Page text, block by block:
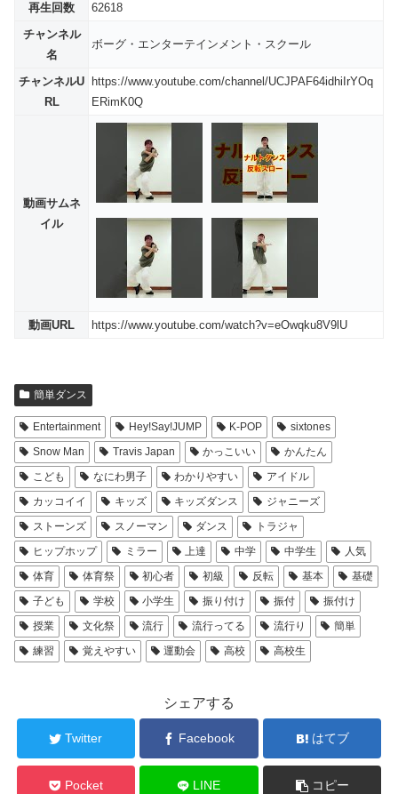
再生回数
62618
チャンネル
名
ボーグ・エンターテインメント・スクール
チャンネルU
RL
https://www.youtube.com/channel/UCJPAF64idhiIrYOq
ERimK0Q
動画サムネ
イル
動画URL https://www.youtube.com/watch?v=eOwqku8V9lU
簡単ダンス
Entertainment Hey!Say!JUMP K-POP
sixtones
Snow Man
Travis Japan かっこいい
かんたん
こども
なにわ男子 わかりやすい
アイドル
カッコイイ
キッズ キッズダンス
ジャニーズ
ストーンズ
スノーマン ダンス
トラジャ
ヒップホップ
ミラー 上達 中学 中学生
人気
体育
体育祭 初心者 初級 反転 基本
基礎
子ども
学校 小学生 振り付け 振付
振付け
授業
文化祭 流行 流行ってる 流行り
簡単
練習
覚えやすい 運動会 高校 高校生
シェアする
Twitter Facebook はてブ
Pocket LINE コピー